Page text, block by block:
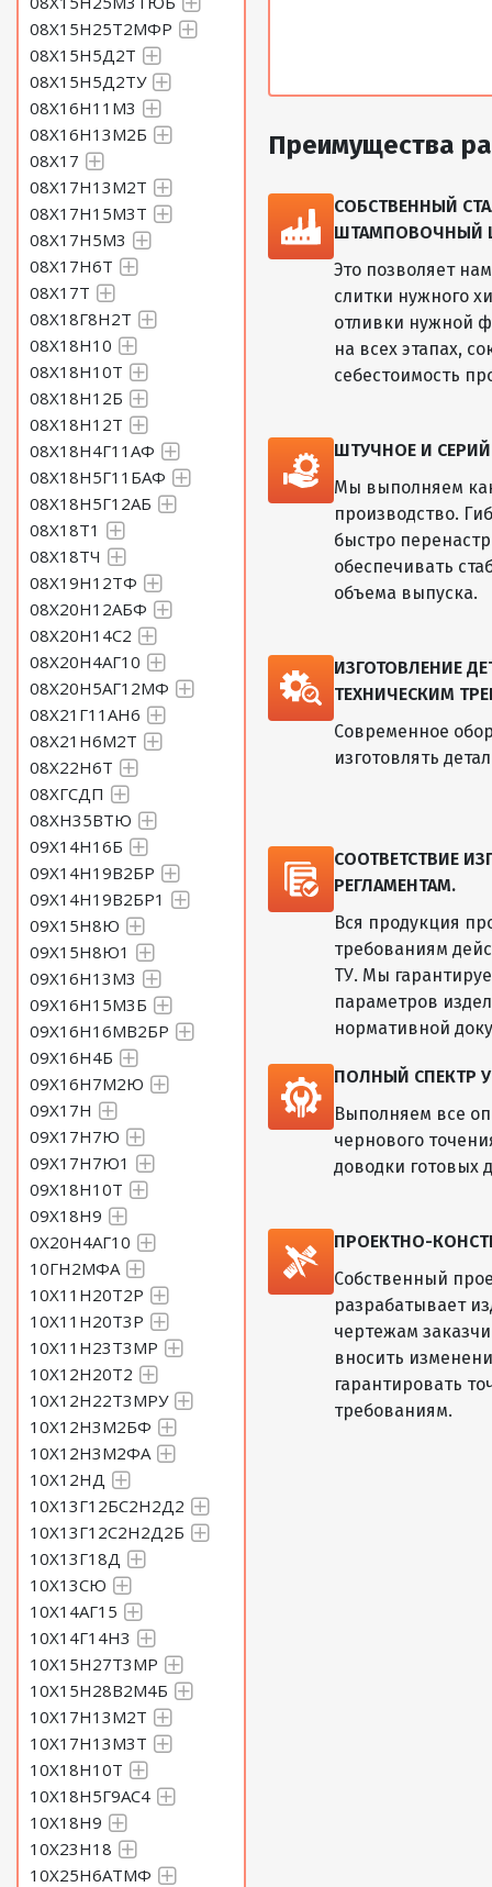
08Х15Н25Т2МФР
08Х15Н5Д2Т
08Х15Н5Д2ТУ
08Х16Н11М3
08Х16Н13М2Б
08Х17
08Х17Н13М2Т
08Х17Н15М3Т
08Х17Н5М3
08Х17Н6Т
08Х17Т
08Х18Г8Н2Т
08Х18Н10
08Х18Н10Т
08Х18Н12Б
08Х18Н12Т
08Х18Н4Г11АФ
08Х18Н5Г11БАФ
08Х18Н5Г12АБ
08Х18Т1
08Х18ТЧ
08Х19Н12ТФ
08Х20Н12АБФ
08Х20Н14С2
08Х20Н4АГ10
08Х20Н5АГ12МФ
08Х21Г11АН6
08Х21Н6М2Т
08Х22Н6Т
08ХГСДП
08ХН35ВТЮ
09Х14Н16Б
09Х14Н19В2БР
09Х14Н19В2БР1
09Х15Н8Ю
09Х15Н8Ю1
09Х16Н13М3
09Х16Н15М3Б
09Х16Н16МВ2БР
09Х16Н4Б
09Х16Н7М2Ю
09Х17Н
09Х17Н7Ю
09Х17Н7Ю1
09Х18Н10Т
09Х18Н9
0Х20Н4АГ10
10ГН2МФА
10Х11Н20Т2Р
10Х11Н20Т3Р
10Х11Н23Т3МР
10Х12Н20Т2
10Х12Н22Т3МРУ
10Х12Н3М2БФ
10Х12Н3М2ФА
10Х12НД
10Х13Г12БС2Н2Д2
10Х13Г12С2Н2Д2Б
10Х13Г18Д
10Х13СЮ
10Х14АГ15
10Х14Г14Н3
10Х15Н27Т3МР
10Х15Н28В2М4Б
10Х17Н13М2Т
10Х17Н13М3Т
10Х18Н10Т
10Х18Н5Г9АС4
10Х18Н9
10Х23Н18
10Х25Н6АТМФ
Преимущества
СОБСТВЕННЫЙ
ШТАМПОВОЧНЫЙ
Это позволяет
слитки нужного
отливки нужной
на всех этапах,
себестоимость
ШТУЧНОЕ И
Мы выполняем
производство.
быстро
обеспечивать
объема выпуска.
ИЗГОТОВЛЕНИЕ
ТЕХНИЧЕСКИМ
Современное
изготовлять
СООТВЕТСТВИЕ
РЕГЛАМЕНТАМ.
Вся продукция
требованиям
ТУ. Мы
параметров
нормативной
ПОЛНЫЙ СПЕКТР
Выполняем все
чернового
доводки готовых
ПРОЕКТНО-
Собственный
разрабатывает
чертежам
вносить
гарантировать
требованиям.